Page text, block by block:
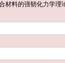
材料的强韧化力学理